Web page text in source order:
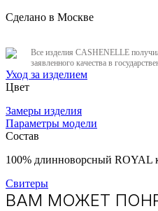
Сделано в Москве
Все изделия CASHENELLE
заявленного качества в
Уход за изделием
Цвет
Замеры изделия
Параметры модели
Состав
100% длинноворсный ROYAL
Свитеры
ВАМ МОЖЕТ